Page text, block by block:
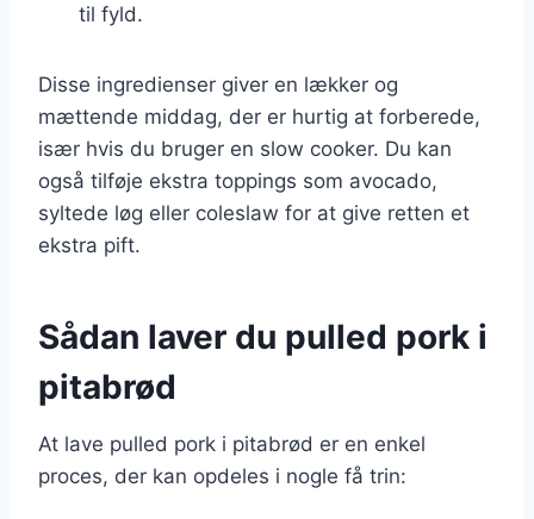
til fyld.
Disse ingredienser giver en lækker og
mættende middag, der er hurtig at forberede,
især hvis du bruger en slow cooker. Du kan
også tilføje ekstra toppings som avocado,
syltede løg eller coleslaw for at give retten et
ekstra pift.
Sådan laver du pulled pork i
pitabrød
At lave pulled pork i pitabrød er en enkel
proces, der kan opdeles i nogle få trin: